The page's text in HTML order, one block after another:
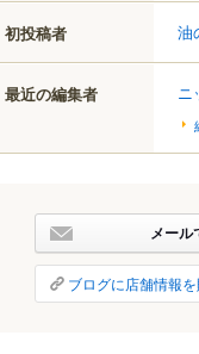
初投稿者 油
最近の編集者 ニ
メール
ブログに店舗情報